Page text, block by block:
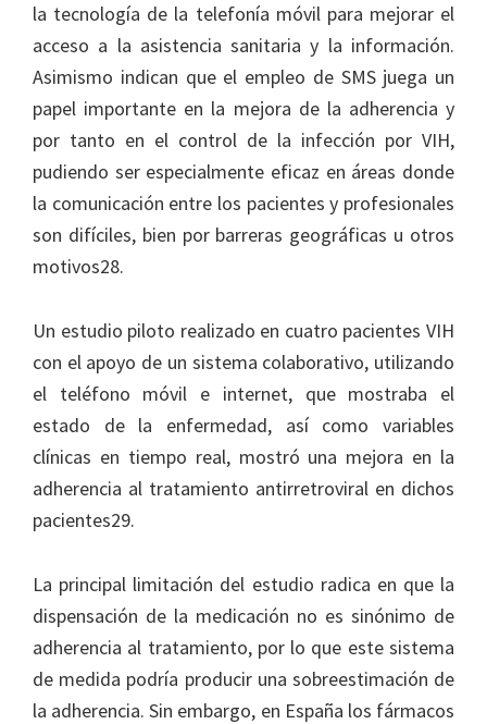
la tecnología de la telefonía móvil para mejorar el
acceso a la asistencia sanitaria y la información.
Asimismo indican que el empleo de SMS juega un
papel importante en la mejora de la adherencia y
por tanto en el control de la infección por VIH,
pudiendo ser especialmente eficaz en áreas donde
la comunicación entre los pacientes y profesionales
son difíciles, bien por barreras geográficas u otros
motivos28.
Un estudio piloto realizado en cuatro pacientes VIH
con el apoyo de un sistema colaborativo, utilizando
el teléfono móvil e internet, que mostraba el
estado de la enfermedad, así como variables
clínicas en tiempo real, mostró una mejora en la
adherencia al tratamiento antirretroviral en dichos
pacientes29.
La principal limitación del estudio radica en que la
dispensación de la medicación no es sinónimo de
adherencia al tratamiento, por lo que este sistema
de medida podría producir una sobreestimación de
la adherencia. Sin embargo, en España los fármacos